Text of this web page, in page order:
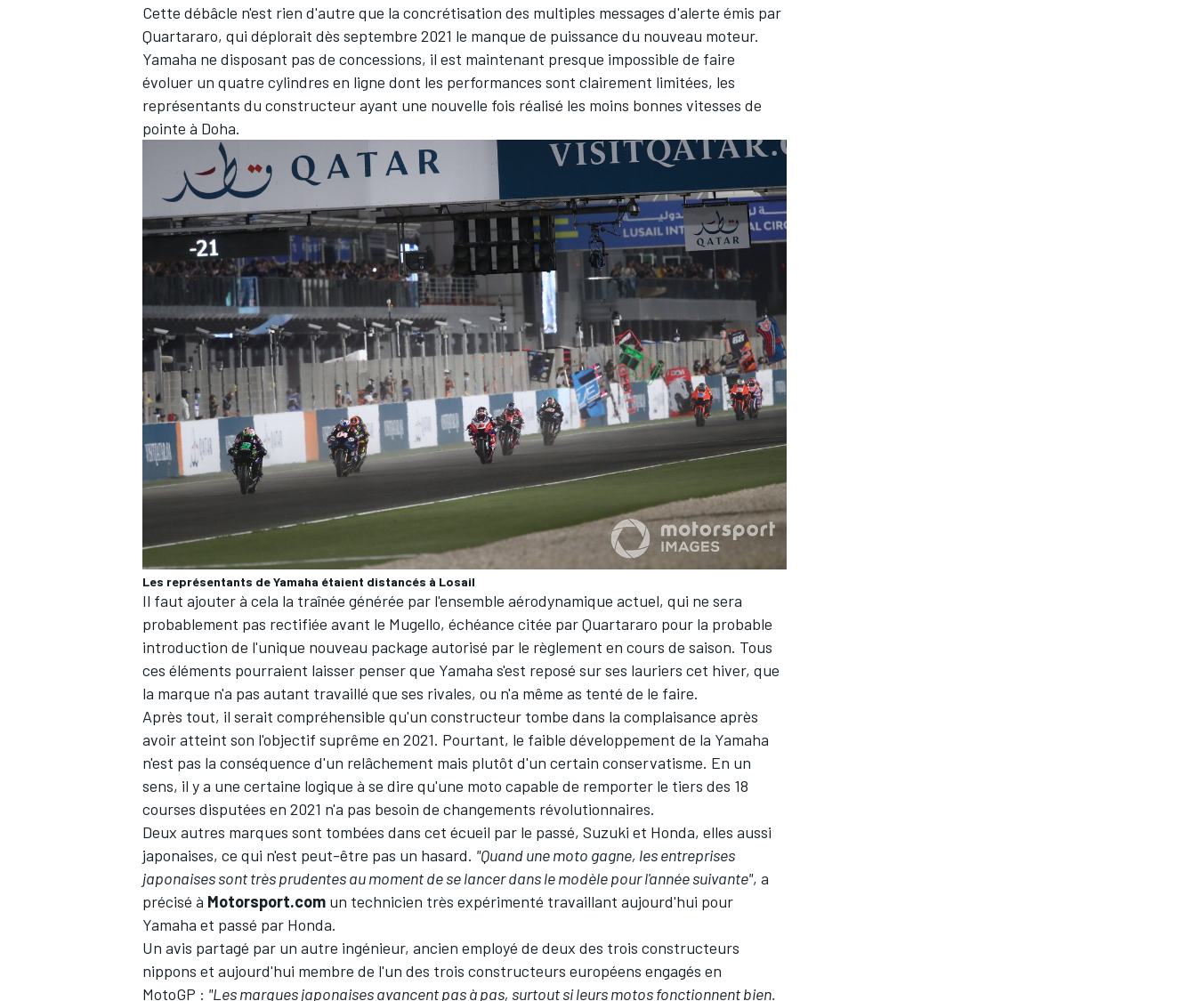
AUTRES CHAMPIONNATS
Cette débâcle n'est rien d'autre que la concrétisation des multiples messages d'alerte émis par
Quartararo, qui déplorait dès septembre 2021 le manque de puissance du nouveau moteur.
Yamaha ne disposant pas de concessions, il est maintenant presque impossible de faire
évoluer un quatre cylindres en ligne dont les performances sont clairement limitées, les
représentants du constructeur ayant une nouvelle fois réalisé les moins bonnes vitesses de
pointe à Doha.
Les représentants de Yamaha étaient distancés à Losail
Il faut ajouter à cela la traînée générée par l'ensemble aérodynamique actuel, qui ne sera
probablement pas rectifiée avant le Mugello, échéance citée par Quartararo pour la probable
introduction de l'unique nouveau package autorisé par le règlement en cours de saison. Tous
ces éléments pourraient laisser penser que Yamaha s'est reposé sur ses lauriers cet hiver, que
la marque n'a pas autant travaillé que ses rivales, ou n'a même as tenté de le faire.
Après tout, il serait compréhensible qu'un constructeur tombe dans la complaisance après
avoir atteint son l'objectif suprême en 2021. Pourtant, le faible développement de la Yamaha
n'est pas la conséquence d'un relâchement mais plutôt d'un certain conservatisme. En un
sens, il y a une certaine logique à se dire qu'une moto capable de remporter le tiers des 18
courses disputées en 2021 n'a pas besoin de changements révolutionnaires.
Deux autres marques sont tombées dans cet écueil par le passé, Suzuki et Honda, elles aussi
japonaises, ce qui n'est peut-être pas un hasard. "Quand une moto gagne, les entreprises
japonaises sont très prudentes au moment de se lancer dans le modèle pour l'année suivante", a
précisé à Motorsport.com un technicien très expérimenté travaillant aujourd'hui pour
Yamaha et passé par Honda.
Un avis partagé par un autre ingénieur, ancien employé de deux des trois constructeurs
nippons et aujourd'hui membre de l'un des trois constructeurs européens engagés en
MotoGP : "Les marques japonaises avancent pas à pas, surtout si leurs motos fonctionnent bien.